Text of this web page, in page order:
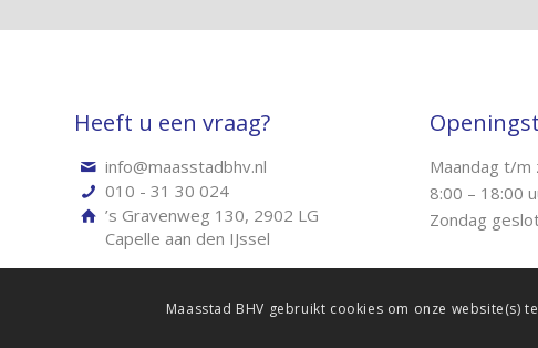
Heeft u een vraag?
info@maasstadbhv.nl
010 - 31 30 024
’s Gravenweg 130, 2902 LG
Capelle aan den IJssel
Maandag t/m
8:00 – 18:00
Zondag
Maasstad BHV gebruikt cookies om onze website(s)